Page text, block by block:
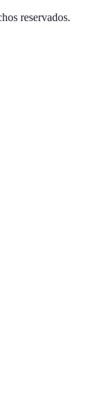
reservados.